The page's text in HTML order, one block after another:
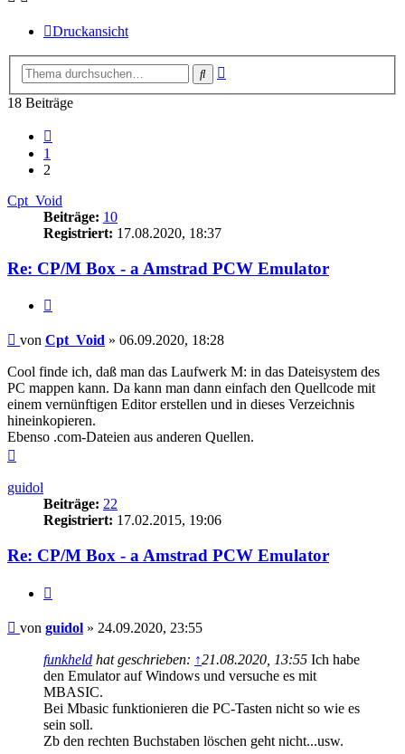
Druckansicht
Suche
18 Beiträge
1
2
Cpt_Void
Beiträge: 10
Registriert: 17.08.2020, 18:37
Re: CP/M Box - a Amstrad PCW Emulator
Beitrag
von Cpt_Void » 06.09.2020, 18:28
Cool finde ich, daß man das Laufwerk M: in das Dateisystem des
PC mappen kann. Da kann man dann einfach den Quellcode mit
einem vernünftigen Editor erstellen und in dieses Verzeichnis
hineinkopieren.
Ebenso .com-Dateien aus anderen Quellen.
guidol
Beiträge: 22
Registriert: 17.02.2015, 19:06
Re: CP/M Box - a Amstrad PCW Emulator
Beitrag
von guidol » 24.09.2020, 23:55
funkheld hat geschrieben: ↑21.08.2020, 13:55 Ich habe
den Emulator auf Windows und versuche es mit
MBASIC.
Bei Mbasic funktionieren die PC-Tasten nicht so wie es
sein soll.
Zb den rechten Buchstaben löschen geht nicht...usw.